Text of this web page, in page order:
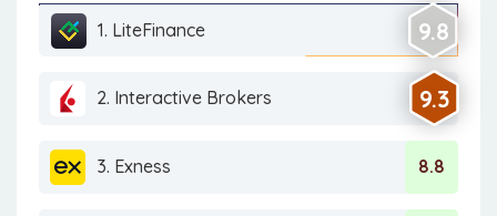
1. LiteFinance 9.8
2. Interactive Brokers 9.3
3. Exness 8.8